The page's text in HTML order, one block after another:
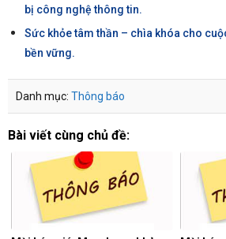
bị công nghệ thông tin.
Sức khỏe tâm thần – chìa khóa cho
bền vững.
Danh mục: Thông báo
Bài viết cùng chủ đề: